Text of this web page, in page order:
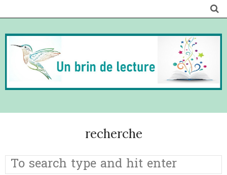
recherche